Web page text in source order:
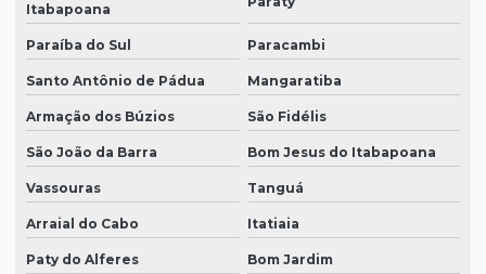
Itabapoana
Paraíba do Sul Paracambi
Santo Antônio de Pádua Mangaratiba
Armação dos Búzios São Fidélis
São João da Barra Bom Jesus do Itabapoana
Vassouras Tanguá
Arraial do Cabo Itatiaia
Paty do Alferes Bom Jardim